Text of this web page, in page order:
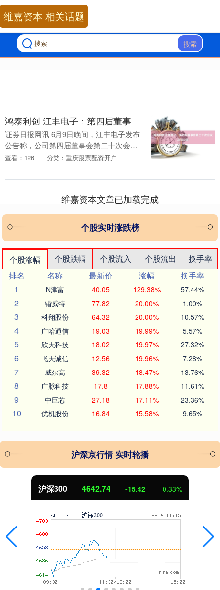
搜索
维嘉资本 相关话题
鸿泰利创 江丰电子：第四届董事会第二十次会议决议公告
证券日报网讯 6月9日晚间，江丰电子发布
公告称，公司第四届董事会第二十次会议
审议通过了《关于豁免公司第四届董事会
案。....
查看：126 分类：重庆股票配资开户
维嘉资本文章已加载完成
个股实时涨跌榜
个股涨幅 个股跌幅 个股流入 个股流出
换手率
排名
名称 最新价 涨幅
换手率
1
N津富 40.05 129.38% 57.44%
2 锴威特 77.82 20.00% 1.00%
3 科翔股份 64.32 20.00% 10.57%
4 广哈通信 19.03 19.99% 5.57%
5 欣天科技 18.02 19.97% 27.32%
6 飞天诚信 12.56 19.96% 7.28%
7 威尔高 39.32 18.47% 13.76%
8 广脉科技 17.8 17.88% 11.61%
9 中巨芯 27.18 17.11% 23.36%
10 优机股份 16.84 15.58% 9.65%
沪深京行情 实时轮播
沪深300 4642.74 -15.42 -0.33%